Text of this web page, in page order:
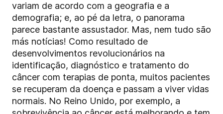
variam de acordo com a geografia e a
demografia; e, ao pé da letra, o panorama
parece bastante assustador. Mas, nem tudo são
más notícias! Como resultado de
desenvolvimentos revolucionários na
identificação, diagnóstico e tratamento do
câncer com terapias de ponta, muitos pacientes
se recuperam da doença e passam a viver vidas
normais. No Reino Unido, por exemplo, a